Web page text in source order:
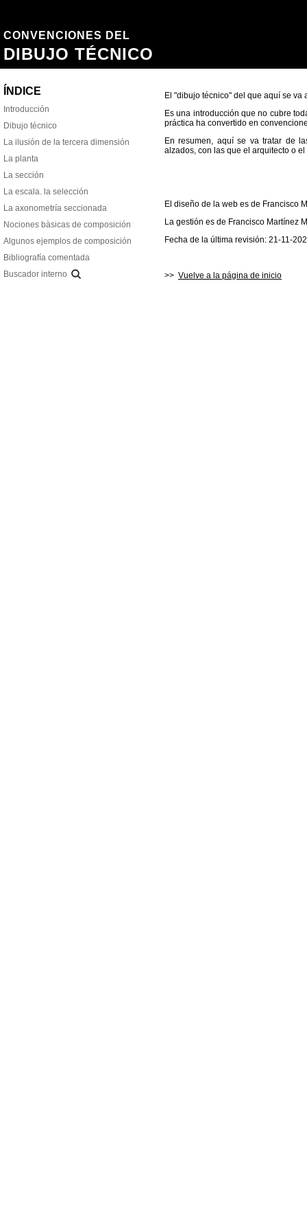
El "dibujo técnico" del que aquí se
Es una introducción que no cubre
práctica ha convertido en
En resumen, aquí se va tratar de
alzados, con las que el arquitecto o
El diseño de la web es de Francisco
La gestión es de Francisco Martínez
Fecha de la última revisión: 21-11-
>> Vuelve a la página de inicio